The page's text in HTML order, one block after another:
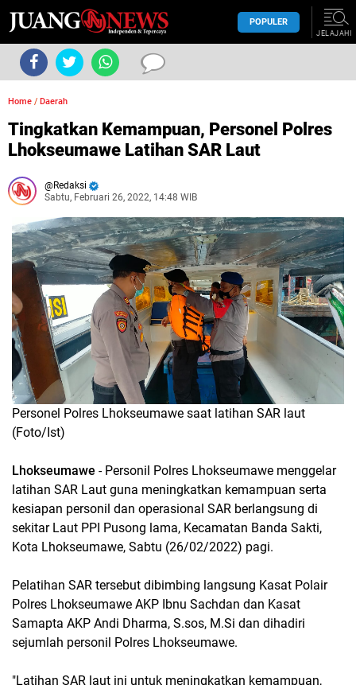
POPULER
JELAJAHI
Home / Daerah
Tingkatkan Kemampuan, Personel Polres
Lhokseumawe Latihan SAR Laut
Redaksi
Sabtu, Februari 26, 2022, 14:48 WIB
Personel Polres Lhokseumawe saat latihan SAR laut
(Foto/Ist)
Lhokseumawe - Personil Polres Lhokseumawe menggelar
latihan SAR Laut guna meningkatkan kemampuan serta
kesiapan personil dan operasional SAR berlangsung di
sekitar Laut PPI Pusong lama, Kecamatan Banda Sakti,
Kota Lhokseumawe, Sabtu (26/02/2022) pagi.
Pelatihan SAR tersebut dibimbing langsung Kasat Polair
Polres Lhokseumawe AKP Ibnu Sachdan dan Kasat
Samapta AKP Andi Dharma, S.sos, M.Si dan dihadiri
sejumlah personil Polres Lhokseumawe.
"Latihan SAR laut ini untuk meningkatkan kemampuan,